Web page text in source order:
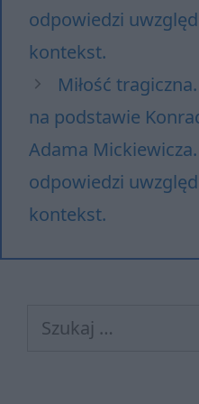
odpowiedzi
kontekst.
Miłość
na podstawie
Adama
odpowiedzi
kontekst.